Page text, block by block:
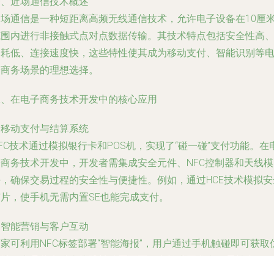
通信是一种短距离高频无线通信技术，允许电子设备在10厘
内进行非接触式点对点数据传输。其技术特点包括安全性高、
低、连接速度快，这些特性使其成为移动支付、智能识别等电
务场景的理想选择。
在电子商务技术开发中的核心应用
动支付与结算系统
技术通过模拟银行卡和POS机，实现了“碰一碰”支付功能。在
务技术开发中，开发者需集成安全元件、NFC控制器和天线模
确保交易过程的安全性与便捷性。例如，通过HCE技术模拟
，使手机无需内置SE也能完成支付。
能营销与客户互动
可利用NFC标签部署“智能海报”，用户通过手机触碰即可获取